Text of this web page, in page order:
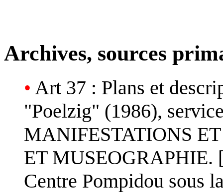
Archives, sources
• Art 37 : Plans et
"Poelzig" (1986),
MANIFESTATIONS
ET MUSEOGRAPHIE.
Centre Pompidou sous